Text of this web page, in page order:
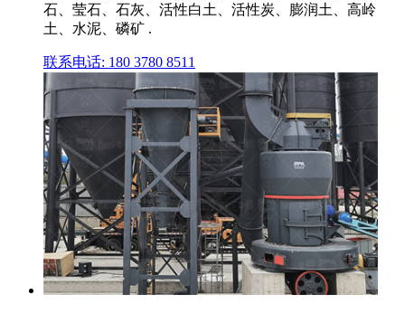
石、莹石、石灰、活性白土、活性炭、膨润土、高岭
土、水泥、磷矿 .
联系电话: 180 3780 8511